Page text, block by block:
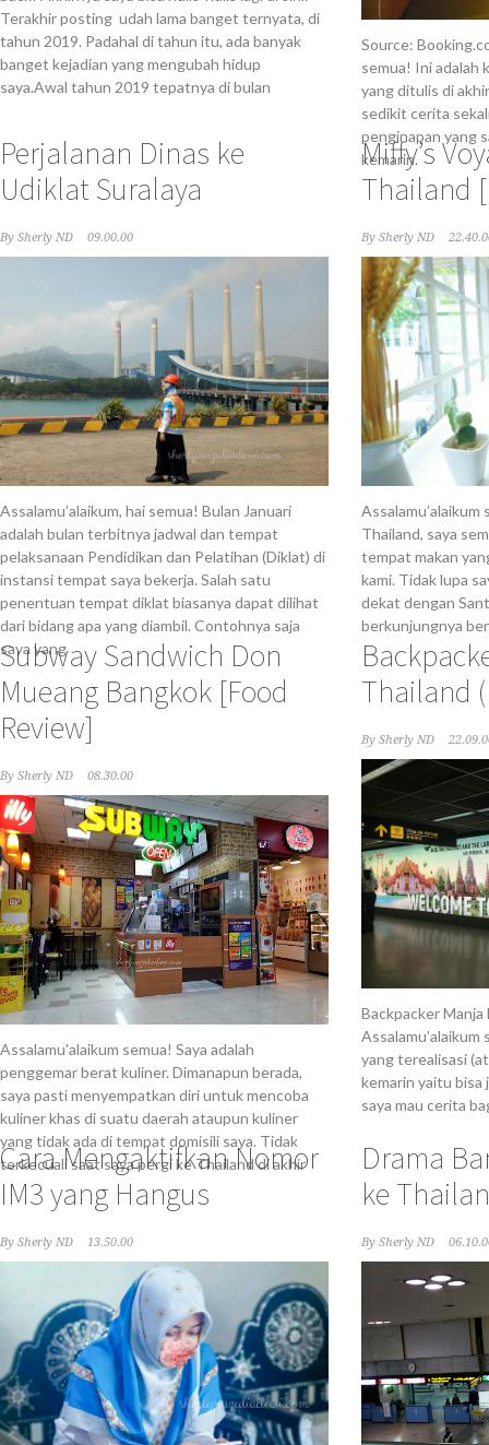
Terakhir posting udah lama banget ternyata, di
tahun 2019. Padahal di tahun itu, ada banyak
banget kejadian yang mengubah hidup
saya.Awal tahun 2019 tepatnya di bulan
Source:
semua! Ini adalah
yang ditulis di
sedikit cerita
penginapan yang
kemarin.
Perjalanan Dinas ke
Udiklat Suralaya
By Sherly ND 09.00.00
Assalamu’alaikum, hai semua! Bulan Januari
adalah bulan terbitnya jadwal dan tempat
pelaksanaan Pendidikan dan Pelatihan (Diklat) di
instansi tempat saya bekerja. Salah satu
penentuan tempat diklat biasanya dapat dilihat
dari bidang apa yang diambil. Contohnya saja
saya yang
Miffy’s
Thailand
By Sherly ND
Thailand, saya
tempat makan
kami. Tidak lupa
dekat dengan
berkunjungnya
Subway Sandwich Don
Mueang Bangkok [Food
Review]
By Sherly ND 08.30.00
Assalamu'alaikum semua! Saya adalah
penggemar berat kuliner. Dimanapun berada,
saya pasti menyempatkan diri untuk mencoba
kuliner khas di suatu daerah ataupun kuliner
yang tidak ada di tempat domisili saya. Tidak
terkecuali saat saya pergi ke Thailand di akhir
Thailand
By Sherly ND
Backpacker Manja
Assalamu’alaikum
yang terealisasi
kemarin yaitu bisa
saya mau cerita
Cara Mengaktifkan Nomor
IM3 yang Hangus
By Sherly ND 13.50.00
Drama
ke
By Sherly ND